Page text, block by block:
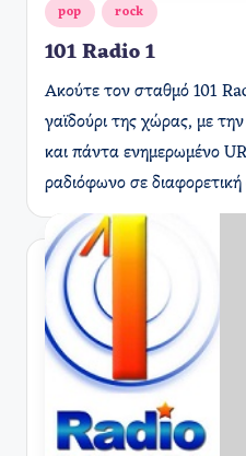
Αναρτήθηκε
pop rock
101 Radio 1
Ακούτε τον σταθμό 101
γαϊδούρι της χώρας, με
και πάντα ενημερωμένο
ραδιόφωνο σε